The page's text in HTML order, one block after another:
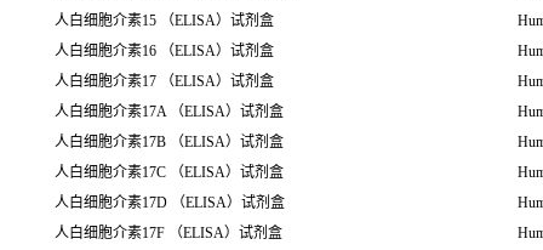
人白细胞介素15 （ELISA）试剂盒
人白细胞介素16 （ELISA）试剂盒
人白细胞介素17 （ELISA）试剂盒
人白细胞介素17A （ELISA）试剂盒
人白细胞介素17B （ELISA）试剂盒
人白细胞介素17C （ELISA）试剂盒
人白细胞介素17D （ELISA）试剂盒
人白细胞介素17F （ELISA）试剂盒